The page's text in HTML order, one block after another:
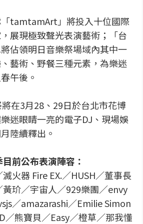
tamtamArt」將投入十位國際
展現極致聲光表演藝術；「台
佔領明日音樂祭場域內其中一
藝術、野餐三種元素，為樂迷
午後。
在3月28、29日於台北市花博
迷眼睛一亮的電子DJ、現場娛
陸續釋出。
前公布表演陣容：
火器 Fire EX.／HUSH／董事長
玠／宇宙人／929樂團／envy
／amazarashi／Emilie Simon
／熊寶貝／Easy／橙草／那我懂